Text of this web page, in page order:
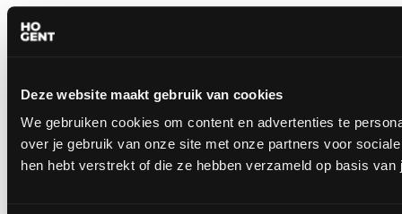
Deze website maakt gebruik van cookies
We gebruiken cookies om content en advertenties te
over je gebruik van onze site met onze partners voor
hen hebt verstrekt of die ze hebben verzameld op basis van